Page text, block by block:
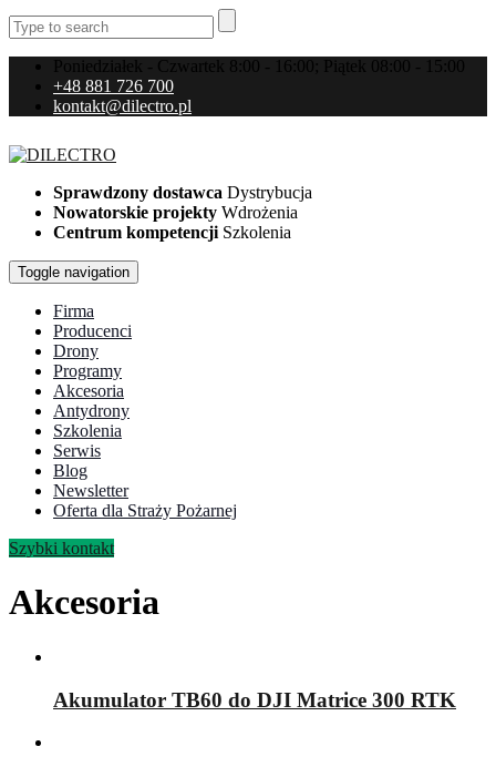
Poniedziałek - Czwartek 8:00 - 16:00; Piątek 08:00 - 15:00
+48 881 726 700
kontakt@dilectro.pl
Sprawdzony dostawca Dystrybucja
Nowatorskie projekty Wdrożenia
Centrum kompetencji Szkolenia
Toggle navigation
Firma
Producenci
Drony
Programy
Akcesoria
Antydrony
Szkolenia
Serwis
Blog
Newsletter
Oferta dla Straży Pożarnej
Szybki kontakt
Akcesoria
Akumulator TB60 do DJI Matrice 300 RTK